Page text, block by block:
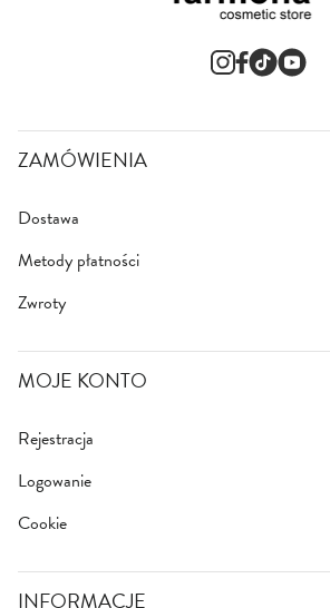
t
e
rZAMÓWIENIA
Dostawa
Metody płatności
Zwroty
MOJE KONTO
Rejestracja
Logowanie
Cookie
INFORMACJE